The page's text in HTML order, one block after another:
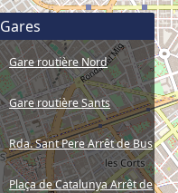
Gares
Gare routière Nord
Gare routière Sants
Rda. Sant Pere Arrêt de Bus
Plaça de Catalunya Arrêt de